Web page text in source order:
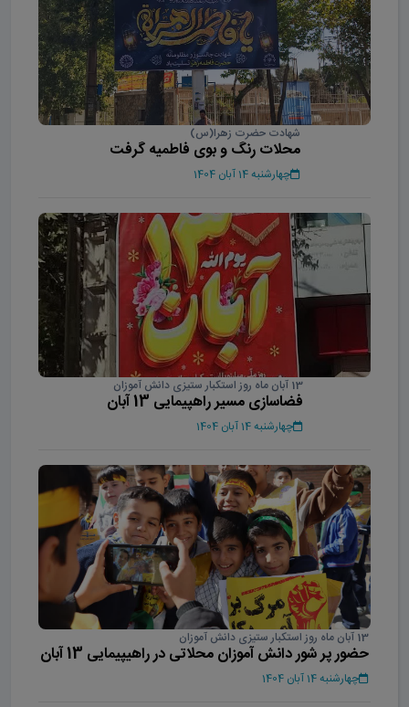
شهادت حضرت زهرا(س)
محلات رنگ و بوی فاطمیه گرفت
چهارشنبه 14 آبان 1404
13 آبان ماه روز استکبار ستیزی دانش آموزان
فضاسازی مسیر راهپیمایی 13 آبان
چهارشنبه 14 آبان 1404
13 آبان ماه روز استکبار ستیزی دانش آموزان
حضور پر شور دانش آموزان محلاتی در راهیپیمایی 13 آبان
چهارشنبه 14 آبان 1404